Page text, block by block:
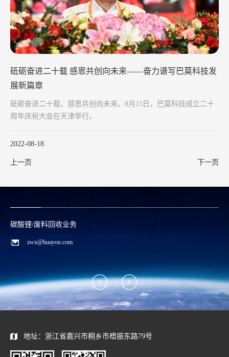
砥砺奋进二十载 感恩共创向未来——奋力谱写巴莫科技发
展新篇章
砥砺奋进二十载，感恩共创向未来。8月15日，巴莫科技成立二十
周年庆祝大会在天津举行。
2022-08-18
上一页 下一页
碳酸锂/废料回收业务
zwx@huayou.com
地址：浙江省嘉兴市桐乡市梧振东路79号